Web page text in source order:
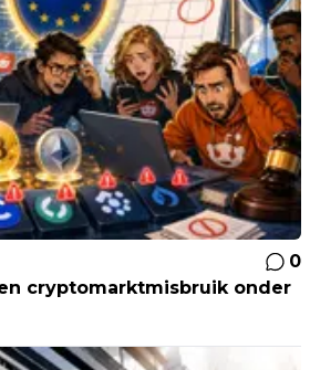
0
cryptomarktmisbruik onder